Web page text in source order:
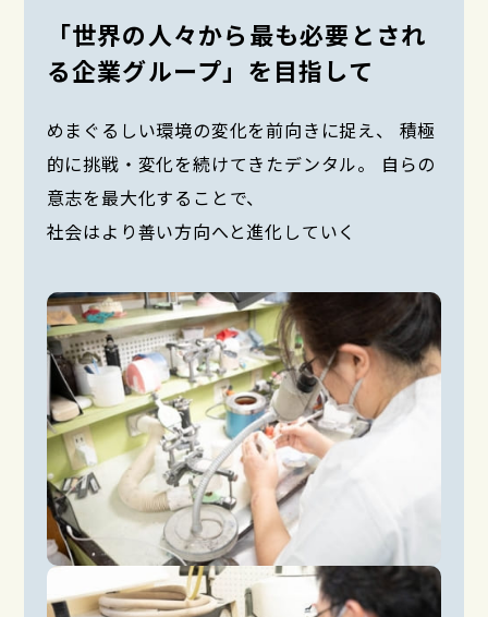
「世界の人々から最も必要とされ
る企業グループ」を目指して
めまぐるしい環境の変化を前向きに捉え、 積極
的に挑戦・変化を続けてきたデンタル。 自らの
意志を最大化することで、
社会はより善い方向へと進化していく